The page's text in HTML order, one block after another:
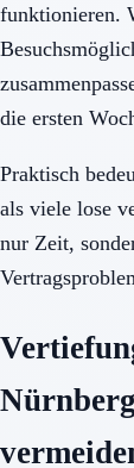
funktionieren.
die ersten
Praktisch
als viele lose
nur Zeit,